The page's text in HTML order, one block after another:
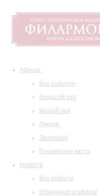
Афиша
Все события
Большой зал
Малый зал
Лекции
Экскурсии
Пушкинская карта
Новости
Все новости
Изменения в афише